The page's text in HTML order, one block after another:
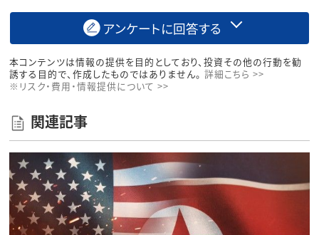
アンケートに回答する
本コンテンツは情報の提供を目的としており、投資その他の行動を勧
誘する目的で、作成したものではありません。 詳細こちら >>
※リスク・費用・情報提供について >>
関連記事